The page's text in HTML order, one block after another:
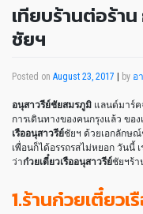
เทียบร้านต่อร้า
ชัยฯ
Posted on August 23, 2017 | by อ
อนุสาวรีย์ชัยสมรภูมิ แลนด์มาร์ค
การเดินทางของคนกรุงแล้ว ขอ
เรืออนุสาวรีย์ชัยฯ ด้วยเอกลักษ
เพื่อนก็ได้อรรถรสไม่หยอก วันนี้
ว่าก๋วยเตี๋ยวเรืออนุสาวรีย์ชัยฯร้า
1.ร้านก๋วยเตี๋ยวเ